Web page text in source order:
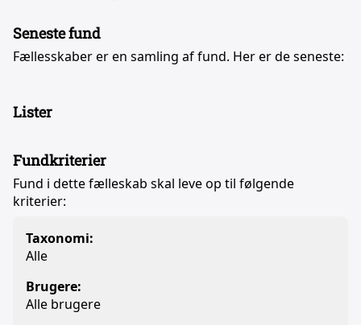
Seneste fund
Fællesskaber er en samling af fund. Her er de seneste:
Lister
Fundkriterier
Fund i dette fælleskab skal leve op til følgende
kriterier:
Taxonomi:
Alle
Brugere:
Alle brugere